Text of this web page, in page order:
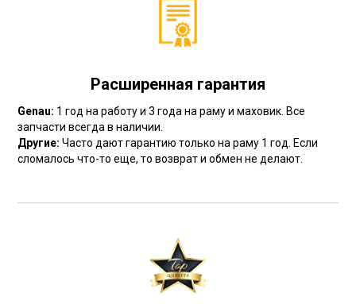
Расширенная гарантия
Genau: 1 год на работу и 3 года на раму и маховик. Все
запчасти всегда в наличии.
Другие: Часто дают гарантию только на раму 1 год. Если
сломалось что-то еще, то возврат и обмен не делают.